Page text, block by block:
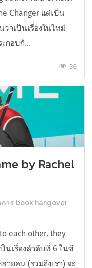
Changer แต่เป็น
ว่าเป็นเรื่องในไทม์
กอบกั...
35
by Rachel
าร book hangover
each other, they
ป็นเรื่องลำดับที่ 6 ในซี
ายคน (รวมถึงเรา) จะ